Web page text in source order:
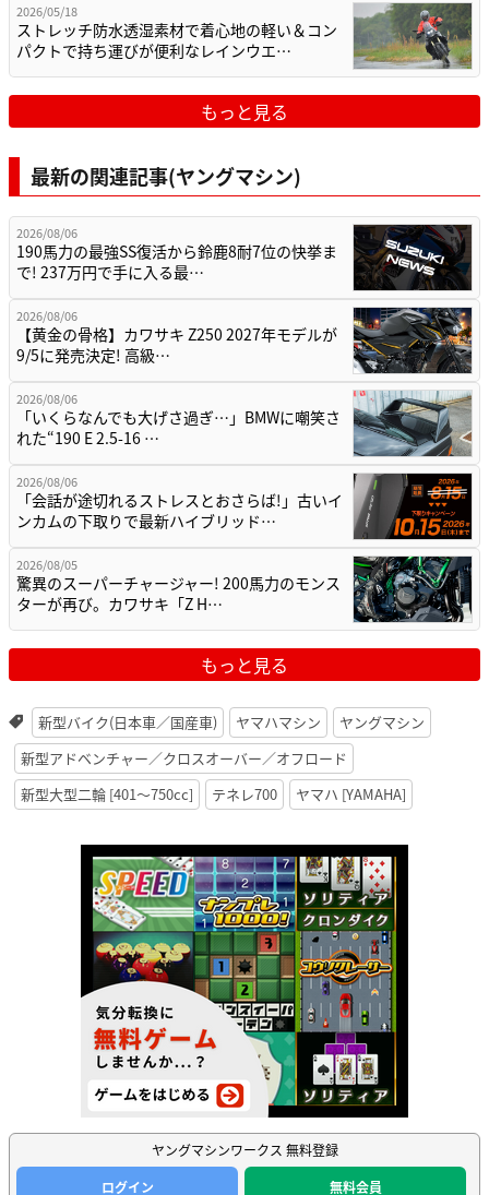
2026/05/18
ストレッチ防水透湿素材で着心地の軽い＆コン
パクトで持ち運びが便利なレインウエ…
もっと見る
最新の関連記事(ヤングマシン)
2026/08/06
190馬力の最強SS復活から鈴鹿8耐7位の快挙ま
で! 237万円で手に入る最…
2026/08/06
【黄金の骨格】カワサキ Z250 2027年モデルが
9/5に発売決定! 高級…
2026/08/06
「いくらなんでも大げさ過ぎ…」BMWに嘲笑さ
れた“190 E 2.5-16 …
2026/08/06
「会話が途切れるストレスとおさらば!」古いイ
ンカムの下取りで最新ハイブリッド…
2026/08/05
驚異のスーパーチャージャー! 200馬力のモンス
ターが再び。カワサキ「Z H…
もっと見る
新型バイク(日本車／国産車) ヤマハマシン
ヤングマシン
新型アドベンチャー／クロスオーバー／オフロード
新型大型二輪 [401〜750cc]
テネレ700 ヤマハ [YAMAHA]
ヤングマシンワークス 無料登録
ログイン
無料会員